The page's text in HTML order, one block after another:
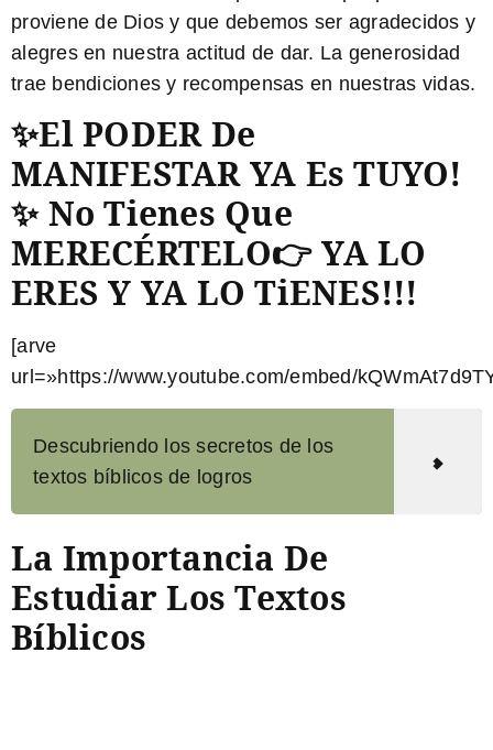
proviene de Dios y que debemos ser agradecidos y
alegres en nuestra actitud de dar. La generosidad
trae bendiciones y recompensas en nuestras vidas.
✨El PODER De
MANIFESTAR YA Es TUYO!
✨ No Tienes Que
MERECÉRTELO👉 YA LO
ERES Y YA LO TiENES!!!
[arve
url=»https://www.youtube.com/embed/
Descubriendo los secretos de los
textos bíblicos de logros
La Importancia De
Estudiar Los Textos
Bíblicos